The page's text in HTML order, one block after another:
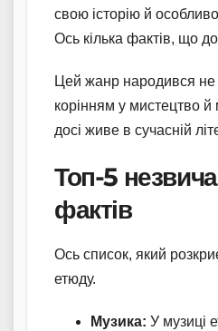
свою історію й
Ось кілька фактів, що
Цей жанр народився не
корінням у мистецтво й
досі живе в сучасній
Топ-5
фактів
Ось список, який
етюду.
Музика: У музиці